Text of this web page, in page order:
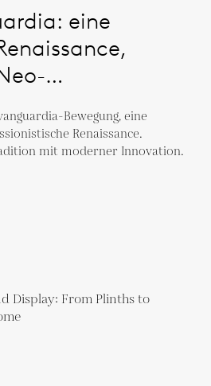
eine
Bewegung, eine
Renaissance.
mit moderner Innovation.